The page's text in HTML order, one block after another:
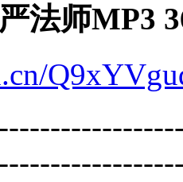
法师MP3